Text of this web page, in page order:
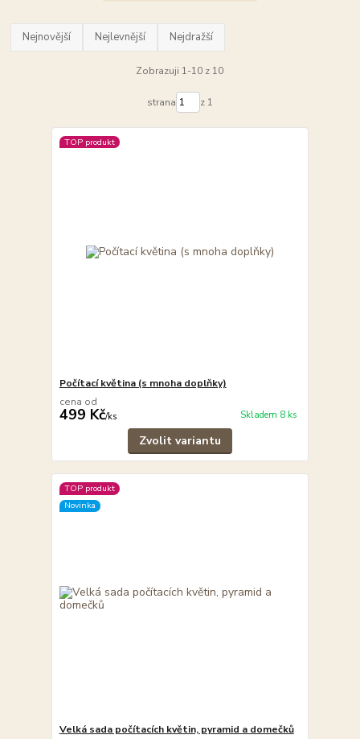
Nejnovější Nejlevnější Nejdražší
Zobrazuji 1-10 z 10
strana z 1
TOP produkt
Počítací květina (s mnoha doplňky)
cena od
499 Kč/ks Skladem 8 ks
Zvolit variantu
TOP produkt
Novinka
Velká sada počítacích květin, pyramid a domečků